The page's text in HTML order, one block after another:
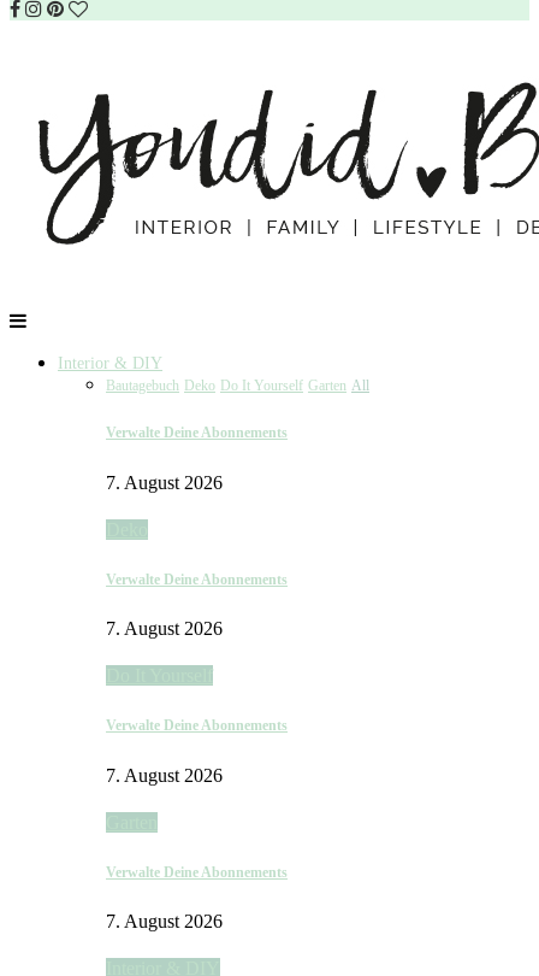
Interior & DIY
Bautagebuch Deko Do It Yourself Garten All
Verwalte Deine Abonnements
7. August 2026
Verwalte Deine Abonnements
7. August 2026
Verwalte Deine Abonnements
7. August 2026
Verwalte Deine Abonnements
7. August 2026